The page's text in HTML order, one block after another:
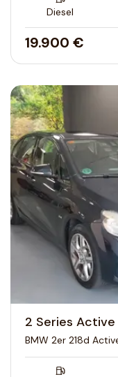
Diesel
19.900 €
2 Series Active
BMW 2er 218d